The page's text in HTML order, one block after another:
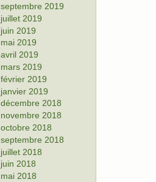
septembre 2019
juillet 2019
juin 2019
mai 2019
avril 2019
mars 2019
février 2019
janvier 2019
décembre 2018
novembre 2018
octobre 2018
septembre 2018
juillet 2018
juin 2018
mai 2018